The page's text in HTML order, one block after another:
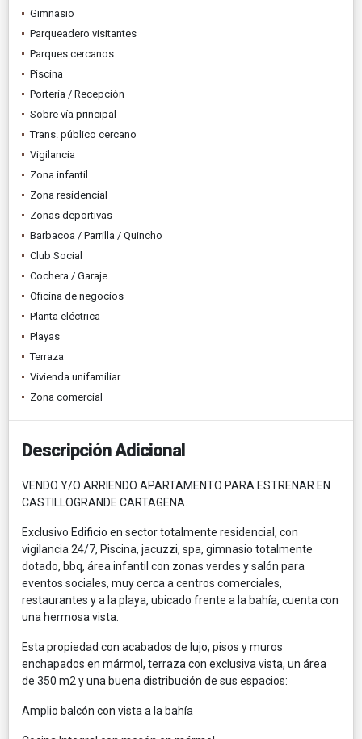
Gimnasio
Parqueadero visitantes
Parques cercanos
Piscina
Portería / Recepción
Sobre vía principal
Trans. público cercano
Vigilancia
Zona infantil
Zona residencial
Zonas deportivas
Barbacoa / Parrilla / Quincho
Club Social
Cochera / Garaje
Oficina de negocios
Planta eléctrica
Playas
Terraza
Vivienda unifamiliar
Zona comercial
Descripción Adicional
VENDO Y/O ARRIENDO APARTAMENTO PARA ESTRENAR EN
CASTILLOGRANDE CARTAGENA.
Exclusivo Edificio en sector totalmente residencial, con
vigilancia 24/7, Piscina, jacuzzi, spa, gimnasio totalmente
dotado, bbq, área infantil con zonas verdes y salón para
eventos sociales, muy cerca a centros comerciales,
restaurantes y a la playa, ubicado frente a la bahía, cuenta con
una hermosa vista.
Esta propiedad con acabados de lujo, pisos y muros
enchapados en mármol, terraza con exclusiva vista, un área
de 350 m2 y una buena distribución de sus espacios:
Amplio balcón con vista a la bahía